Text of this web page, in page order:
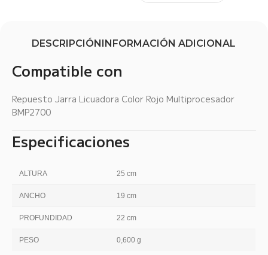
DESCRIPCIÓNINFORMACIÓN ADICIONAL
Compatible con
Repuesto Jarra Licuadora Color Rojo Multiprocesador
BMP2700
Especificaciones
ALTURA 25 cm
ANCHO 19 cm
PROFUNDIDAD 22 cm
PESO 0,600 g